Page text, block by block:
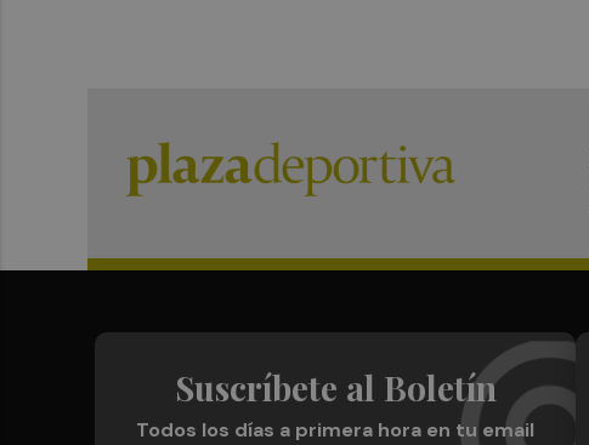
Suscríbete al Boletín
Todos los días a primera hora en tu email